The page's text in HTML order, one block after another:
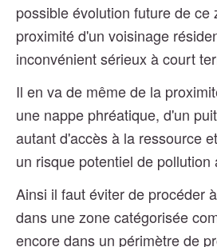
possible évolution future de ce
proximité d'un voisinage
inconvénient sérieux à court
Il en va de même de la
une nappe phréatique, d'un
autant d'accès à la ressource
un risque potentiel de pollution
Ainsi il faut éviter de procéder
dans une zone catégorisée
encore dans un périmètre de